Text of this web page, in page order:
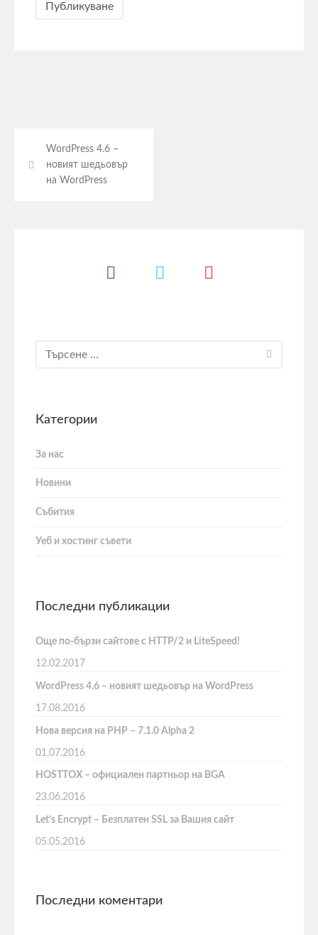
WordPress 4.6 –
новият шедьовър
на WordPress
Категории
За нас
Новини
Събития
Уеб и хостинг съвети
Последни публикации
Още по-бързи сайтове с HTTP/2 и LiteSpeed!
12.02.2017
WordPress 4.6 – новият шедьовър на WordPress
17.08.2016
Нова версия на PHP – 7.1.0 Alpha 2
01.07.2016
HOSTTOX – официален партньор на BGA
23.06.2016
Let’s Encrypt – Безплатен SSL за Вашия сайт
05.05.2016
Последни коментари